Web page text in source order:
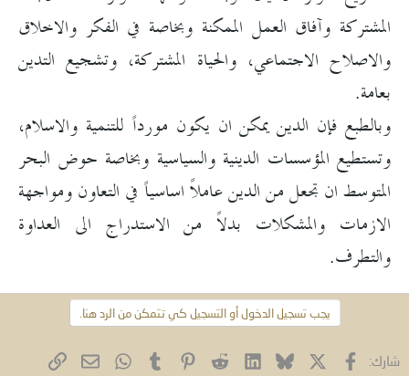
المشتركة وآفاق العمل الممكنة وبخاصة في الفكر والاخلاق
والاصلاح الاجتماعي، والحياة المشتركة، وتشجيع التدين
بعامة.
وبالطبع فإن الدين يمكن ان يكون مورداً للتنمية والاسلام،
وتستطيع المؤسسات الدينية والسياسية وبخاصة حوض البحر
المتوسط ان تجعل من الدين عاملاً اساسياً في التعاون ومواجهة
الازمات والمشكلات بدلاً من الاستدراج الى العداوة
والتطرف.
يجب تسجيل الدخول أو التسجيل كي تتمكن من الرد هنا.
شارك: فيسبوك X (Twitter)
Bluesky
LinkedIn
Reddit
Pinterest
Tumblr
WhatsApp
البريد